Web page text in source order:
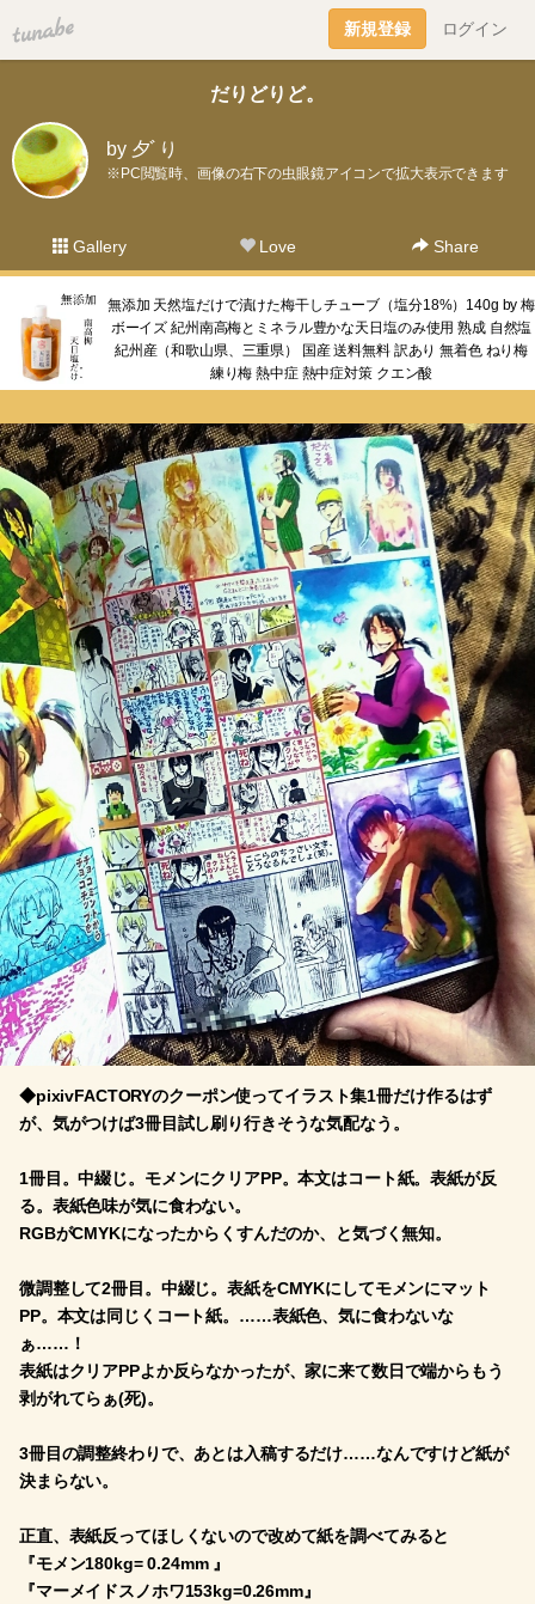
tuna.be 新規登録 ログイン
だりどりど。
by 夕ﾞり
※PC閲覧時、画像の右下の虫眼鏡アイコンで拡大表示できます
Gallery Love Share
無添加 天然塩だけで漬けた梅干しチューブ（塩分18%）140g by 梅
ボーイズ 紀州南高梅とミネラル豊かな天日塩のみ使用 熟成 自然塩
紀州産（和歌山県、三重県） 国産 送料無料 訳あり 無着色 ねり梅
練り梅 熱中症 熱中症対策 クエン酸
◆pixivFACTORYのクーポン使ってイラスト集1冊だけ作るはず
が、気がつけば3冊目試し刷り行きそうな気配なう。
1冊目。中綴じ。モメンにクリアPP。本文はコート紙。表紙が反
る。表紙色味が気に食わない。
RGBがCMYKになったからくすんだのか、と気づく無知。
微調整して2冊目。中綴じ。表紙をCMYKにしてモメンにマット
PP。本文は同じくコート紙。……表紙色、気に食わないな
ぁ……！
表紙はクリアPPよか反らなかったが、家に来て数日で端からもう
剥がれてらぁ(死)。
3冊目の調整終わりで、あとは入稿するだけ……なんですけど紙が
決まらない。
正直、表紙反ってほしくないので改めて紙を調べてみると
『モメン180kg= 0.24mm 』
『マーメイドスノホワ153kg=0.26mm』